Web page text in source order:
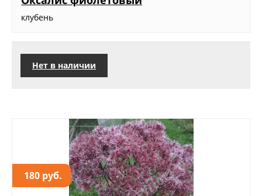
клубень
Нет в наличии
180 руб.